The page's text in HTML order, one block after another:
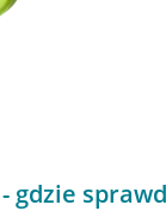
gdzie